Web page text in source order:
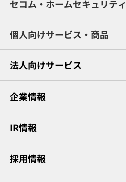
セコム・ホームセキュリティ
個人向けサービス・商品
法人向けサービス
企業情報
IR情報
採用情報